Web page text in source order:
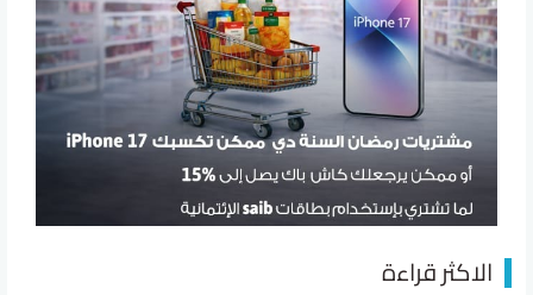
الاكثر قراءة